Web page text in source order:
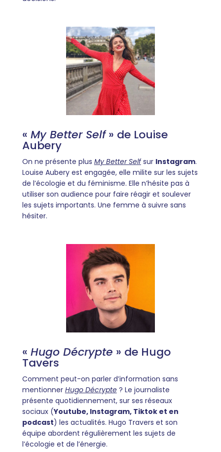
« My Better Self» de Louise
Aubery
On ne présente plus My Better Self sur Instagram.
Louise Aubery est engagée, elle milite sur les sujets
de l’écologie et du féminisme. Elle n’hésite pas à
utiliser son audience pour faire réagir et soulever
les sujets importants. Une femme à suivre sans
hésiter.
« Hugo Décrypte » de Hugo
Tavers
Comment peut-on parler d’information sans
mentionner Hugo Décrypte? Le journaliste
présente quotidiennement, sur ses réseaux
sociaux (Youtube, Instagram, Tiktok et en
podcast) les actualités. Hugo Travers et son
équipe abordent régulièrement les sujets de
l’écologie et de l’énergie.